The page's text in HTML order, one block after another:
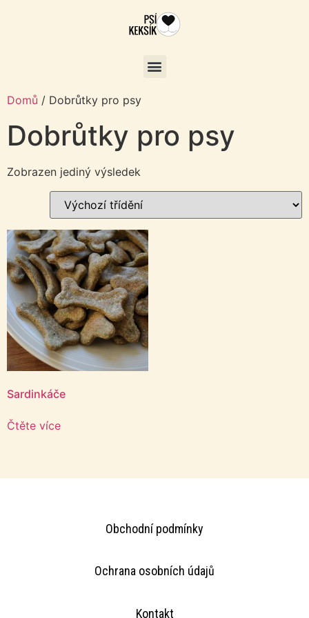
Domů / Dobrůtky pro psy
Dobrůtky pro psy
Zobrazen jediný výsledek
Sardinkáče
Čtěte více
Obchodní podmínky
Ochrana osobních údajů
Kontakt